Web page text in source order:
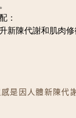
：
新陳代謝和肌肉
是因人體新陳代